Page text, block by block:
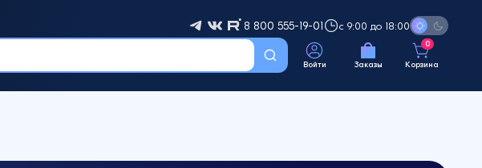
8 800 555-19-01 с 9:00 до 18:00
Войти Заказы
0
Корзина